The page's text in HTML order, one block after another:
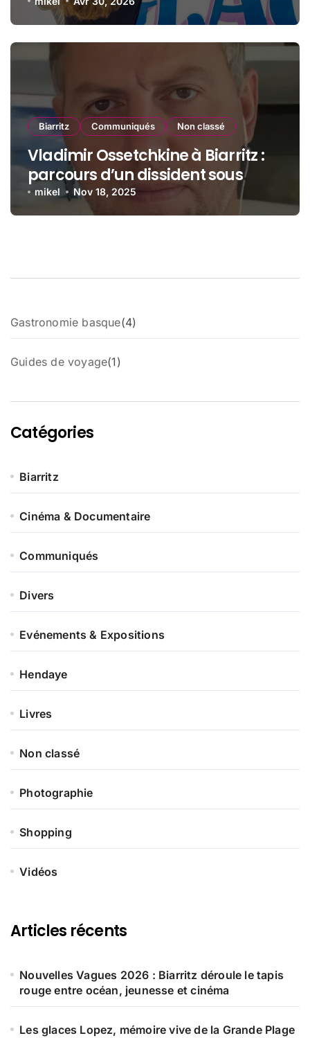
Biarritz Communiqués Non classé
Vladimir Ossetchkine à Biarritz :
parcours d’un dissident sous
protection
mikel Nov 18, 2025
Gastronomie basque 44
p
u
Guides de voyage 1 1
Catégories
Biarritz
Cinéma & Documentaire
Communiqués
Divers
Evénements & Expositions
Hendaye
Livres
Non classé
Photographie
Shopping
Vidéos
Articles récents
Nouvelles Vagues 2026 : Biarritz déroule le tapis
rouge entre océan, jeunesse et cinéma
Les glaces Lopez, mémoire vive de la Grande Plage